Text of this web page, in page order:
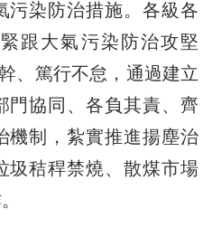
污染防治措施。各級各
跟大氣污染防治攻堅
、篤行不怠，通過建立
門協同、各負其責、齊
機制，紮實推進揚塵治
圾秸稈禁燒、散煤市場